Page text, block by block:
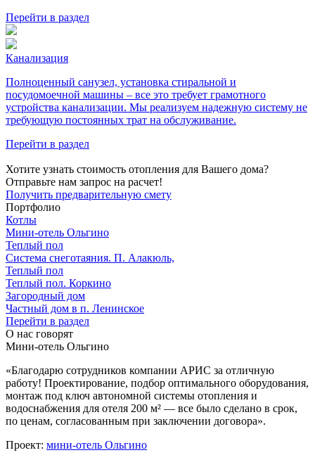
Перейти в раздел
Канализация
Полноценный санузел, установка стиральной и
посудомоечной машины – все это требует грамотного
устройства канализации. Мы реализуем надежную систему не
требующую постоянных трат на обслуживание.
Перейти в раздел
Хотите узнать стоимость отопления для Вашего дома?
Отправьте нам запрос на расчет!
Получить предварительную смету
Портфолио
Котлы
Мини‑‏отель Ольгино
Теплый пол
Система снеготаяния. П. Алакюль,
Теплый пол
Теплый пол. Коркино
Загородный дом
Частный дом в п. Ленинское
Перейти в раздел
О нас говорят
Мини-отель Ольгино
«Благодарю сотрудников компании АРИС за отличную
работу! Проектирование, подбор оптимального оборудования,
монтаж под ключ автономной системы отопления и
водоснабжения для отеля 200 м² — все было сделано в срок,
по ценам, согласованным при заключении договора».
Проект: мини-отель Ольгино